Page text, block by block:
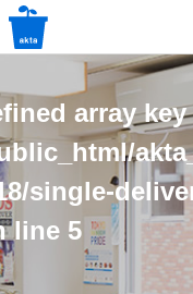
array key
single-
line 5